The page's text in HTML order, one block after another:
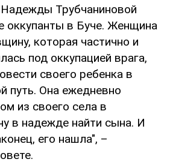
Трубчаниновой
оккупанты в Буче. Женщина
которая частично и
под оккупацией врага,
своего ребенка в
путь. Она ежедневно
из своего села в
в надежде найти сына. И
его нашла", –